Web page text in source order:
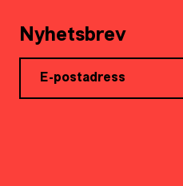
Nyhetsbrev